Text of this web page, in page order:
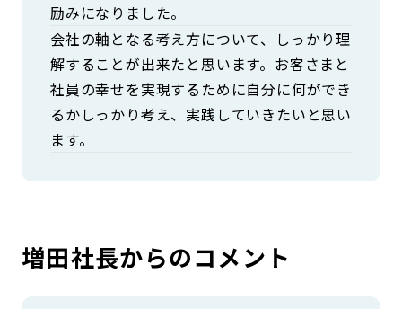
励みになりました。
会社の軸となる考え方について、しっかり理
解することが出来たと思います。お客さまと
社員の幸せを実現するために自分に何ができ
るかしっかり考え、実践していきたいと思い
ます。
増田社長からのコメント